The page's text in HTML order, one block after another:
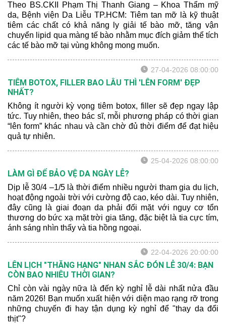
Theo BS.CKII Phạm Thị Thanh Giang – Khoa Thẩm mỹ
da, Bệnh viện Da Liễu TP.HCM: Tiêm tan mỡ là kỹ thuật
tiêm các chất có khả năng ly giải tế bào mỡ, tăng vận
chuyển lipid qua màng tế bào nhằm mục đích giảm thể tích
các tế bào mỡ tại vùng không mong muốn.
27-04-2026 08:00:00
TIÊM BOTOX, FILLER BAO LÂU THÌ 'LÊN FORM' ĐẸP
NHẤT?
Không ít người kỳ vọng tiêm botox, filler sẽ đẹp ngay lập
tức. Tuy nhiên, theo bác sĩ, mỗi phương pháp có thời gian
“lên form” khác nhau và cần chờ đủ thời điểm để đạt hiệu
quả tự nhiên.
25-04-2026 08:00:00
LÀM GÌ ĐỂ BẢO VỆ DA NGÀY LỄ?
Dịp lễ 30/4 –1/5 là thời điểm nhiều người tham gia du lịch,
hoạt động ngoài trời với cường độ cao, kéo dài. Tuy nhiên,
đây cũng là giai đoạn da phải đối mặt với nguy cơ tổn
thương do bức xạ mặt trời gia tăng, đặc biệt là tia cực tím,
ánh sáng nhìn thấy và tia hồng ngoại.
22-04-2026 20:00:00
LÊN LỊCH "THĂNG HẠNG" NHAN SẮC ĐÓN LỄ 30/4: BẠN
CÒN BAO NHIÊU THỜI GIAN?
Chỉ còn vài ngày nữa là đến kỳ nghỉ lễ dài nhất nửa đầu
năm 2026! Bạn muốn xuất hiện với diện mạo rạng rỡ trong
những chuyến đi hay tận dụng kỳ nghỉ để "thay da đổi
thịt"?